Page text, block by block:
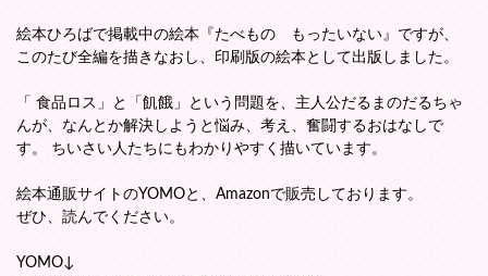
絵本ひろばで掲載中の絵本『たべもの もったいない』ですが、
このたび全編を描きなおし、印刷版の絵本として出版しました。
「 食品ロス」と「飢餓」という問題を、主人公だるまのだるちゃ
んが、なんとか解決しようと悩み、考え、奮闘するおはなしで
す。 ちいさい人たちにもわかりやすく描いています。
絵本通販サイトのYOMOと、Amazonで販売しております。
ぜひ、読んでください。
YOMO↓